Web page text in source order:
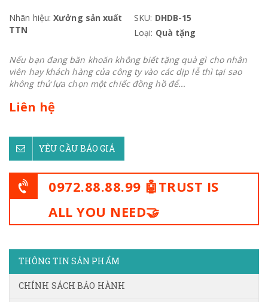
Nhãn hiệu: Xưởng sản xuất
TTN
SKU: DHDB-15
Loại: Quà tặng
Nếu bạn đang băn khoăn không biết tặng quà gì cho nhân
viên hay khách hàng của công ty vào các dịp lễ thì tại sao
không thử lựa chọn một chiếc đồng hồ để...
Liên hệ
YÊU CẦU BÁO GIÁ
0972.88.88.99 🤖TRUST IS
ALL YOU NEED🤝
THÔNG TIN SẢN PHẨM
CHÍNH SÁCH BẢO HÀNH